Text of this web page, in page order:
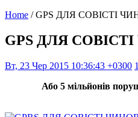
Home / GPS ДЛЯ СОВІСТІ
GPS ДЛЯ
Вт, 23 Чер 2015 10:36:43 +0300 1
Або 5 мільйонів